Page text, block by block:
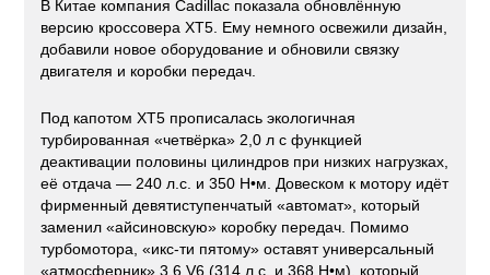
В Китае компания Cadillac показала обновлённую
версию кроссовера XT5. Ему немного освежили дизайн,
добавили новое оборудование и обновили связку
двигателя и коробки передач.
Под капотом XT5 прописалась экологичная
турбированная «четвёрка» 2,0 л с функцией
деактивации половины цилиндров при низких нагрузках,
её отдача — 240 л.с. и 350 Н•м. Довеском к мотору идёт
фирменный девятиступенчатый «автомат», который
заменил «айсиновскую» коробку передач. Помимо
турбомотора, «икс-ти пятому» оставят универсальный
«атмосферник» 3.6 V6 (314 л.с. и 368 Н•м), который